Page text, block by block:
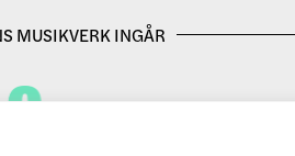
MUSIKVERK INGÅR